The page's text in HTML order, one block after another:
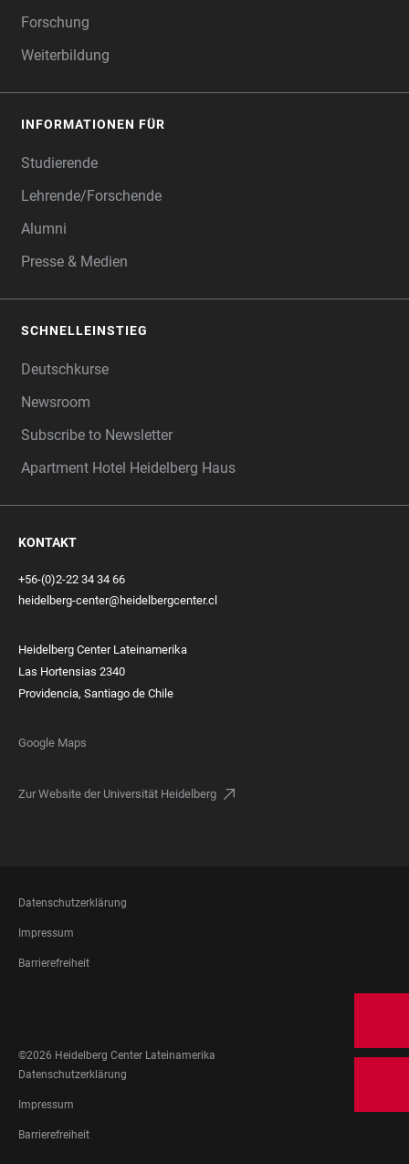
Forschung
Weiterbildung
INFORMATIONEN FÜR
Studierende
Lehrende/Forschende
Alumni
Presse & Medien
SCHNELLEINSTIEG
Deutschkurse
Newsroom
Subscribe to Newsletter
Apartment Hotel Heidelberg Haus
KONTAKT
+56-(0)2-22 34 34 66
heidelberg-center@heidelbergcenter.cl
Heidelberg Center Lateinamerika
Las Hortensias 2340
Providencia, Santiago de Chile
Google Maps
Zur Website der Universität Heidelberg
FOOTER
LEGAL
Datenschutzerklärung
Impressum
Barrierefreiheit
MEDIA
©2026 Heidelberg Center Lateinamerika
FOOTER
LEGAL
Datenschutzerklärung
Impressum
Barrierefreiheit